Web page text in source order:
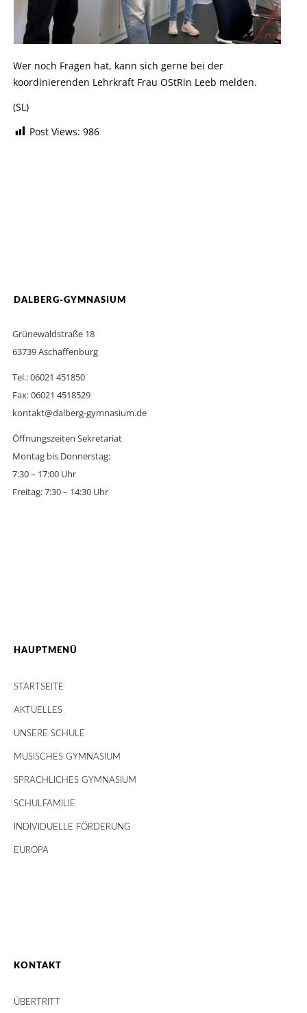
Wer noch Fragen hat, kann sich gerne bei der
koordinierenden Lehrkraft Frau OStRin Leeb melden.
(SL)
Post Views: 986
DALBERG-GYMNASIUM
Grünewaldstraße 18
63739 Aschaffenburg
Tel.: 06021 451850
Fax: 06021 4518529
kontakt@dalberg-gymnasium.de
Öffnungszeiten Sekretariat
Montag bis Donnerstag:
7:30 – 17:00 Uhr
Freitag: 7:30 – 14:30 Uhr
HAUPTMENÜ
STARTSEITE
AKTUELLES
UNSERE SCHULE
MUSISCHES GYMNASIUM
SPRACHLICHES GYMNASIUM
SCHULFAMILIE
INDIVIDUELLE FÖRDERUNG
EUROPA
KONTAKT
ÜBERTRITT